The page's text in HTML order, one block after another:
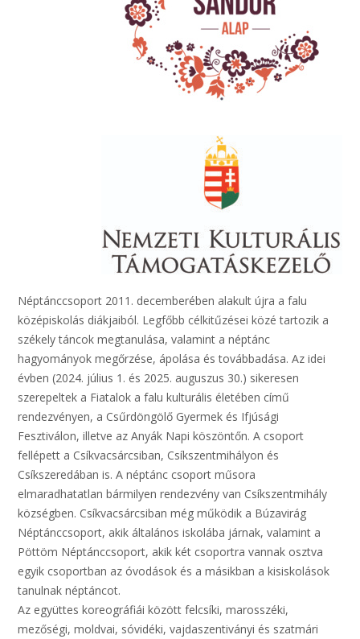
Néptánccsoport 2011. decemberében alakult újra a falu
középiskolás diákjaiból. Legfőbb célkitűzései közé tartozik a
székely táncok megtanulása, valamint a néptánc
hagyományok megőrzése, ápolása és továbbadása. Az idei
évben (2024. július 1. és 2025. auguszus 30.) sikeresen
szerepeltek a Fiatalok a falu kulturális életében című
rendezvényen, a Csűrdöngölő Gyermek és Ifjúsági
Fesztiválon, illetve az Anyák Napi köszöntőn. A csoport
fellépett a Csíkvacsárcsiban, Csíkszentmihályon és
Csíkszeredában is. A néptánc csoport műsora
elmaradhatatlan bármilyen rendezvény van Csíkszentmihály
községben. Csíkvacsárcsiban még működik a Búzavirág
Néptánccsoport, akik általános iskolába járnak, valamint a
Pöttöm Néptánccsoport, akik két csoportra vannak osztva
egyik csoportban az óvodások és a másikban a kisiskolások
tanulnak néptáncot.
Az együttes koreográfiái között felcsíki, marosszéki,
mezőségi, moldvai, sóvidéki, vajdaszentiványi és szatmári